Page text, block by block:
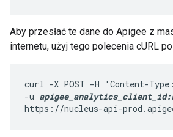
Aby przesłać te dane do Apigee z
internetu, użyj tego polecenia cURL
curl -X POST -H 'Content-
-u
https://nucleus-api-